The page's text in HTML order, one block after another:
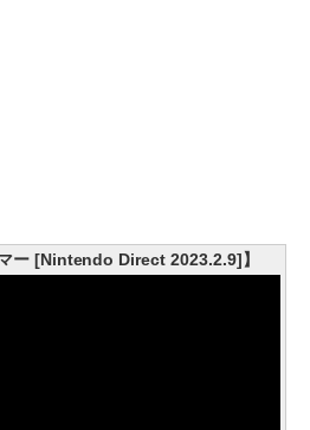
ー [Nintendo Direct 2023.2.9]】